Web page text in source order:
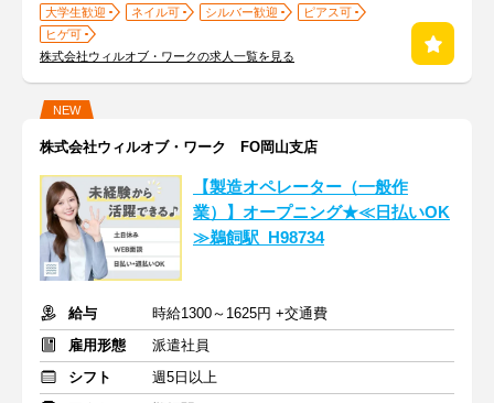
大学生歓迎 ネイル可 シルバー歓迎
ピアス可
ヒゲ可
株式会社ウィルオブ・ワークの求人一覧を見る
NEW
株式会社ウィルオブ・ワーク FO岡山支店
【製造オペレーター（一般作
業）】オープニング★≪日払いOK
≫鵜飼駅_H98734
給与
時給1300～1625円 +交通費
雇用形態
派遣社員
シフト
週5日以上